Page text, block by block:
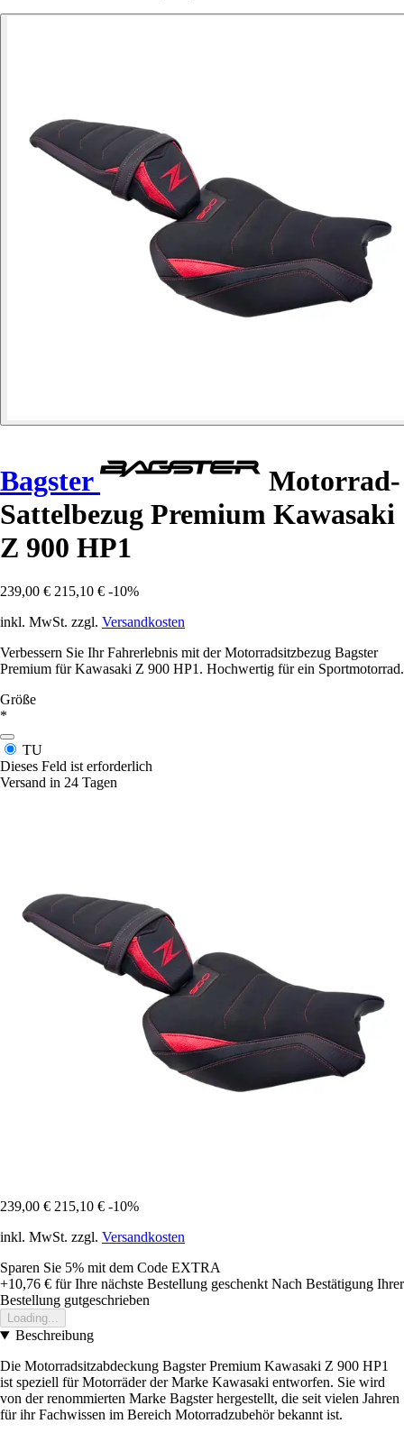
Bagster
Motorrad-
Sattelbezug Premium Kawasaki
Z 900 HP1
239,00 € 215,10 € -10%
inkl. MwSt. zzgl. Versandkosten
Verbessern Sie Ihr Fahrerlebnis mit der Motorradsitzbezug Bagster
Premium für Kawasaki Z 900 HP1. Hochwertig für ein Sportmotorrad.
Größe
*
TU
Dieses Feld ist erforderlich
Versand in 24 Tagen
239,00 € 215,10 € -10%
inkl. MwSt. zzgl. Versandkosten
Sparen Sie 5% mit dem Code EXTRA
+10,76 € für Ihre nächste Bestellung geschenkt Nach Bestätigung Ihrer
Bestellung gutgeschrieben
Loading...
Beschreibung
Die Motorradsitzabdeckung Bagster Premium Kawasaki Z 900 HP1
ist speziell für Motorräder der Marke Kawasaki entworfen. Sie wird
von der renommierten Marke Bagster hergestellt, die seit vielen Jahren
für ihr Fachwissen im Bereich Motorradzubehör bekannt ist.